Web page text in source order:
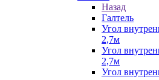
Назад
Галтель
Угол
2,7м
Угол
2,7м
Угол